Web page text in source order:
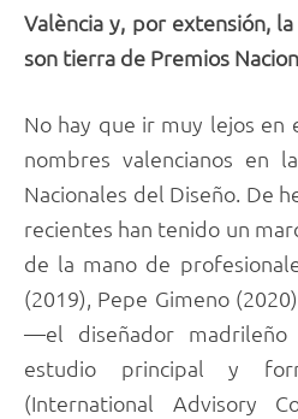
València y, por extensión,
son tierra de Premios
No hay que ir muy lejos en
nombres valencianos en
Nacionales del Diseño. De
recientes han tenido un
de la mano de
(2019), Pepe Gimeno
—el diseñador madrileño
estudio principal y
(International Advisory